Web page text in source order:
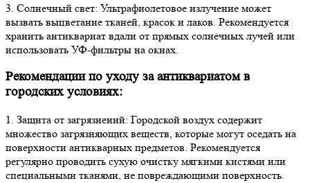
3. Солнечный свет: Ультрафиолетовое излучение может
вызвать выцветание тканей, красок и лаков. Рекомендуется
хранить антиквариат вдали от прямых солнечных лучей или
использовать УФ-фильтры на окнах.
Рекомендации по уходу за антиквариатом в
городских условиях:
1. Защита от загрязнений: Городской воздух содержит
множество загрязняющих веществ, которые могут оседать на
поверхности антикварных предметов. Рекомендуется
регулярно проводить сухую очистку мягкими кистями или
специальными тканями, не повреждающими поверхность.